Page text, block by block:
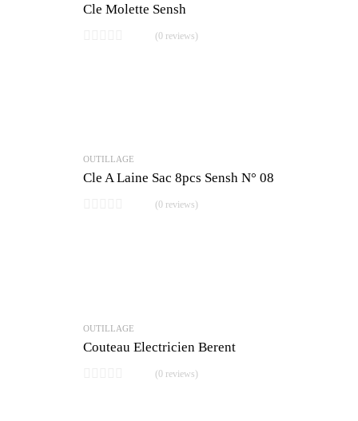
Cle Molette Sensh
(0 reviews)
OUTILLAGE
Cle A Laine Sac 8pcs Sensh N° 08
(0 reviews)
OUTILLAGE
Couteau Electricien Berent
(0 reviews)